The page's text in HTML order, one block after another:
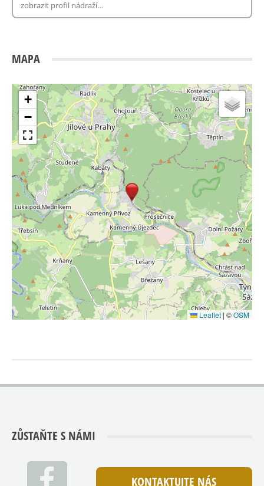
MAPA
+
−
Leaflet | ©OSM
ZŮSTAŇTE S NÁMI
KONTAKTUJTE NÁS